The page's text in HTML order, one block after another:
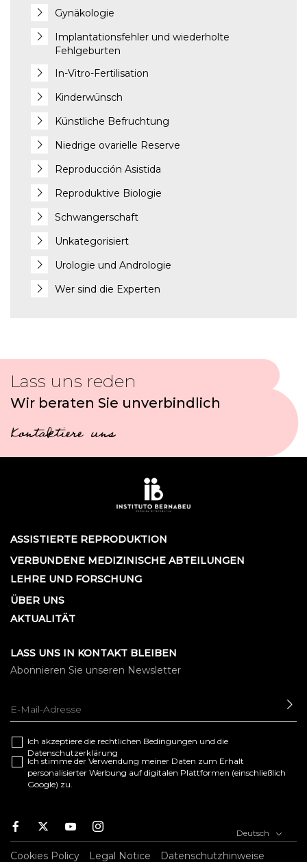
Gynäkologie
Implantationsfehler und wiederholte
Fehlgeburten
In-Vitro-Fertilisation
Kinderwünsch
Künstliche Befruchtung
Niedrige ovarielle Reserve
Reproducción Asistida
Reproduktive Biologie
Schwangerschaft
Unkategorisiert
Urologie und Andrologie
Wer sind die Experten
Lass uns reden
Wir beraten Sie unverbindlich
Kontaktiere uns
ASSISTIERTE REPRODUKTION
VERBUNDENE MEDIZINISCHE ABTEILUNGEN
LEHRE UND FORSCHUNG
ÜBER UNS
AKTUALITÄT
LASS UNS IN KONTAKT BLEIBEN
Abonnieren Sie unseren Newsletter
Ich akzeptiere die rechtlichen Bedingungen und die
Datenschutzerklärung
Ich stimme der Verwendung meiner Daten zum Erhalt
personalisierter Werbung auf digitalen Plattformen (einschließlich
Google) zu.
a
c
w
Y
o
u
I
n
s
Deutsch
Cookies Policy Legal Notice Datenschutzhinweise